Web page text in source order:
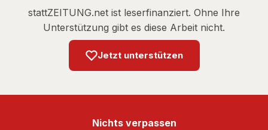
stattZEITUNG.net ist leserfinanziert. Ohne Ihre
Unterstützung gibt es diese Arbeit nicht.
Jetzt unterstützen
Nichts verpassen